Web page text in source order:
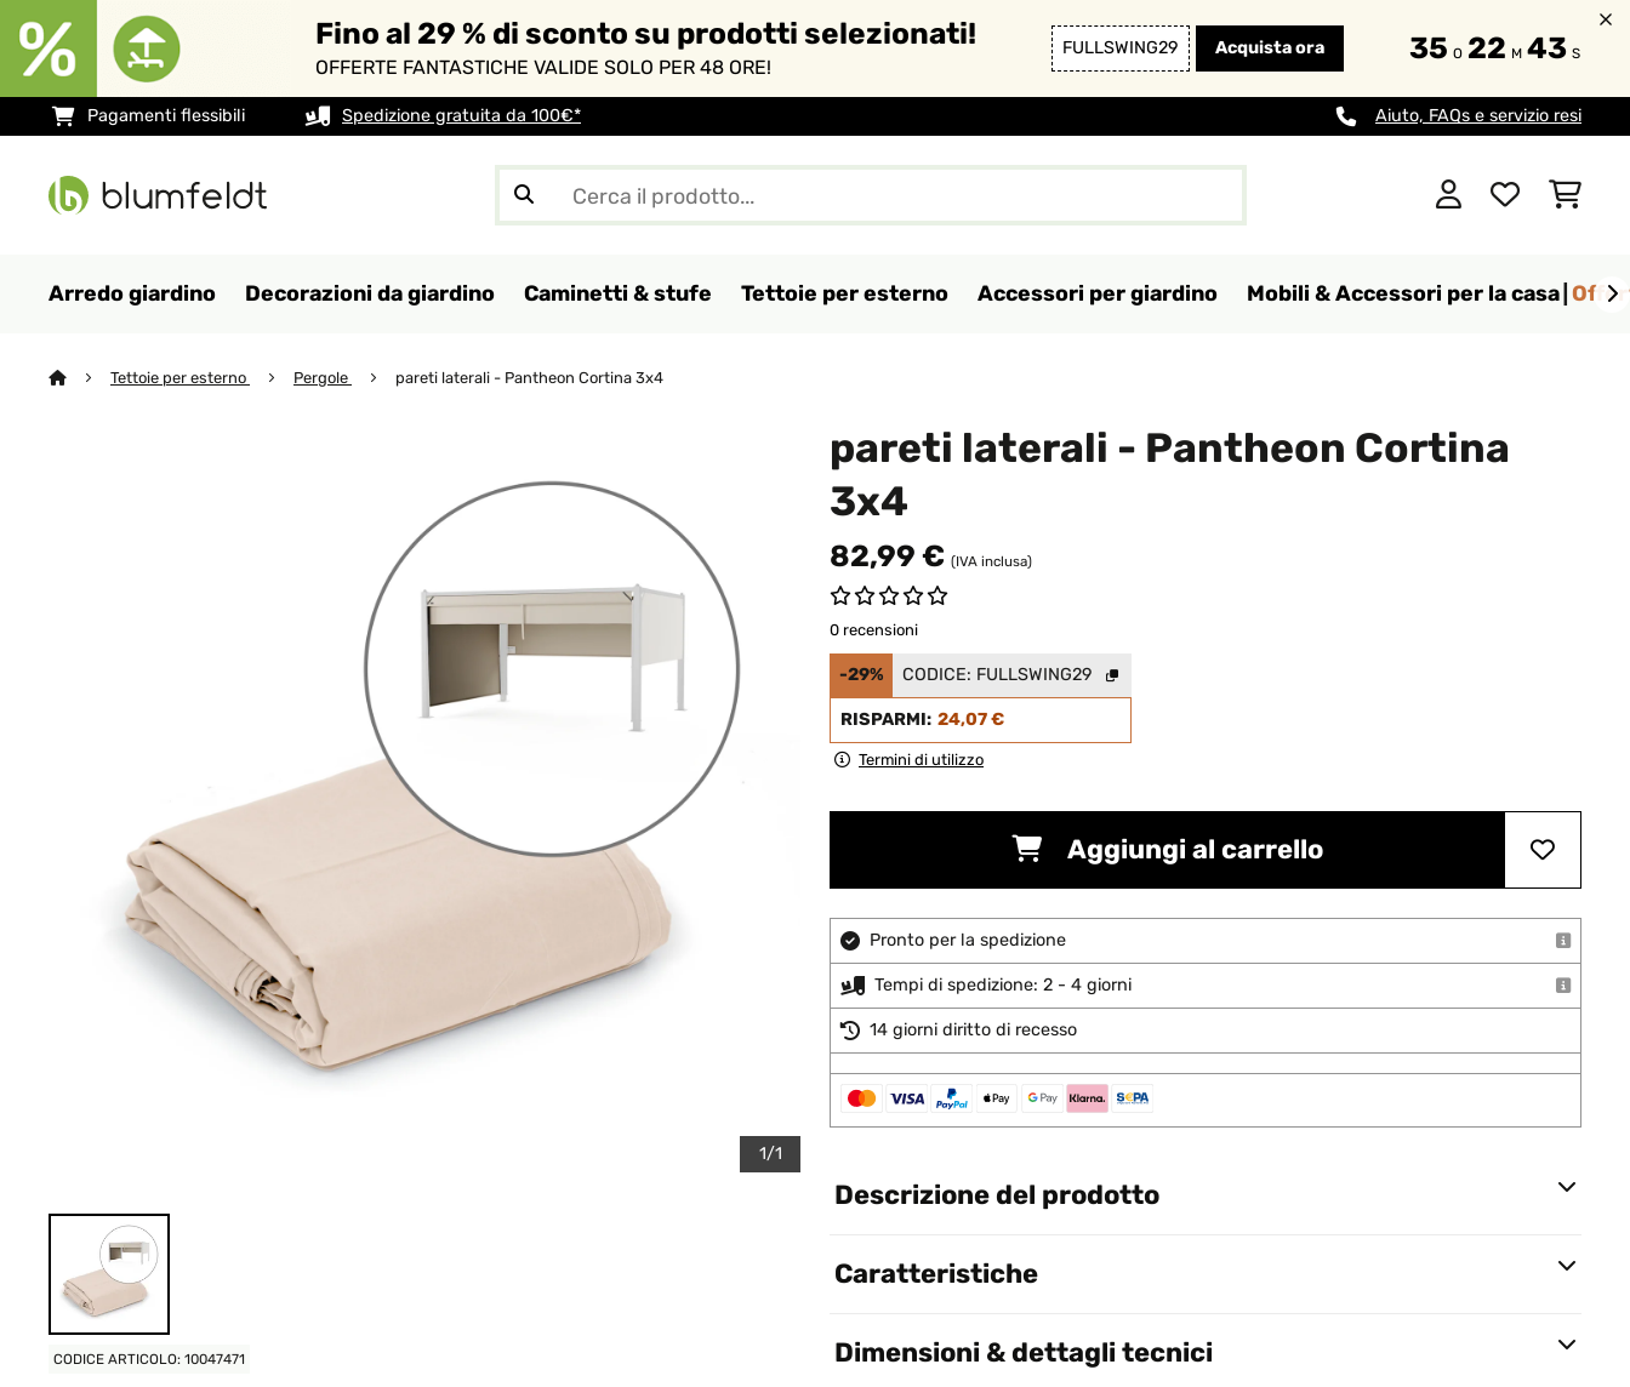
Fino al 29 % di sconto su prodotti selezionati!
OFFERTE FANTASTICHE VALIDE SOLO PER 48 ORE!
FULLSWING29 Acquista ora 35 O 22 M 41 S
Pagamenti flessibili Spedizione gratuita da 100€* Aiuto, FAQs e servizio resi
Arredo giardino Decorazioni da giardino Caminetti & stufe Tettoie per esterno Accessori per giardino Mobili & Accessori per la casa
Tettoie per esterno Pergole pareti laterali - Pantheon Cortina 3x4
1/1
CODICE ARTICOLO: 10047471
pareti laterali - Pantheon Cortina
3x4
82,99 € (IVA inclusa)
0 recensioni
-29% CODICE: FULLSWING29
RISPARMI: 24,07 €
Termini di utilizzo
Aggiungi al carrello
Pronto per la spedizione
Tempi di spedizione: 2 - 4 giorni
14 giorni diritto di recesso
Descrizione del prodotto
Caratteristiche
Dimensioni & dettagli tecnici